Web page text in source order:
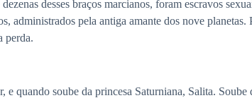
desses braços marcianos, foram escravos
administrados pela antiga amante dos nove
perda.
e quando soube da princesa Saturniana, Salita.